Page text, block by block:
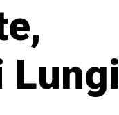
Lungi